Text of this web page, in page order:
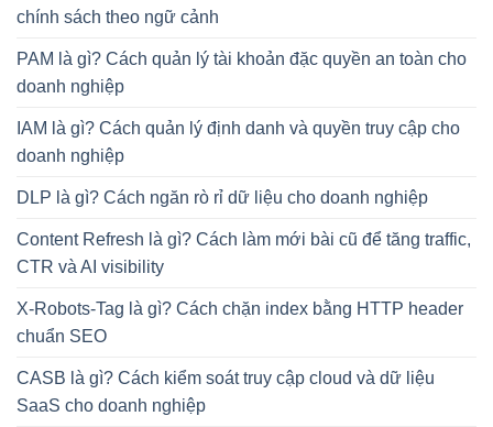
chính sách theo ngữ cảnh
PAM là gì? Cách quản lý tài khoản đặc quyền an toàn cho
doanh nghiệp
IAM là gì? Cách quản lý định danh và quyền truy cập cho
doanh nghiệp
DLP là gì? Cách ngăn rò rỉ dữ liệu cho doanh nghiệp
Content Refresh là gì? Cách làm mới bài cũ để tăng traffic,
CTR và AI visibility
X-Robots-Tag là gì? Cách chặn index bằng HTTP header
chuẩn SEO
CASB là gì? Cách kiểm soát truy cập cloud và dữ liệu
SaaS cho doanh nghiệp